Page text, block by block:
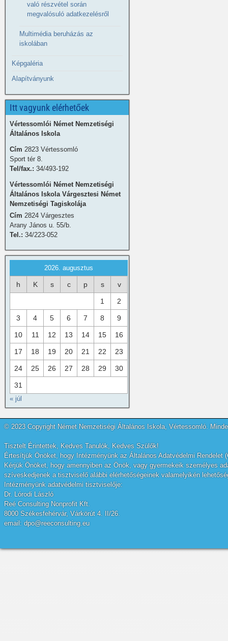
való részvétel során
megvalósuló adatkezelésről
Multimédia beruházás az
iskolában
Képgaléria
Alapítványunk
Itt vagyunk elérhetőek
Vértessomlói Német Nemzetiségi
Általános Iskola
Cím 2823 Vértessomló
Sport tér 8.
Tel/fax.: 34/493-192
Vértessomlói Német Nemzetiségi
Általános Iskola Várgesztesi Német
Nemzetiségi Tagiskolája
Cím 2824 Várgesztes
Arany János u. 55/b.
Tel.: 34/223-052
2026. augusztus
h K s c p s v
1 2
3 4 5 6 7 8 9
10 11 12 13 14 15 16
17 18 19 20 21 22 23
24 25 26 27 28 29 30
31
« júl
© 2023 Copyright Német Nemzetiségi Általános Iskola, Vértessomló.
Tisztelt Érintettek, Kedves Tanulók, Kedves Szülők!
Értesítjük Önöket, hogy Intézményünk az Általános Adatvédelmi
Kérjük Önöket, hogy amennyiben az Önök, vagy gyermekeik személyes
szíveskedjenek a tisztviselő alábbi elérhetőségeinek valamelyikén
Intézményünk adatvédelmi tisztviselője:
Dr. Lórodi László
Reé Consulting Nonprofit Kft.
8000 Székesfehérvár, Várkörút 4. II/26.
email: dpo@reeconsulting.eu